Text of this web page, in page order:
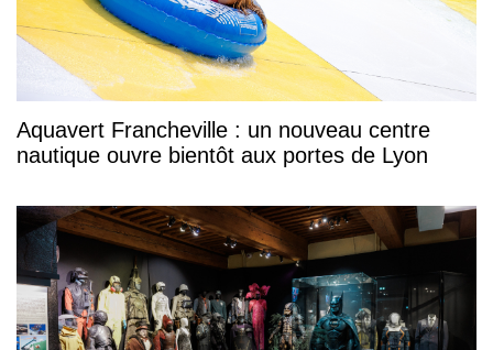
Aquavert Francheville : un nouveau centre
nautique ouvre bientôt aux portes de Lyon